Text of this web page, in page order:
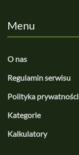
Menu
O nas
Regulamin serwisu
Polityka prywatności
Kategorie
Kalkulatory